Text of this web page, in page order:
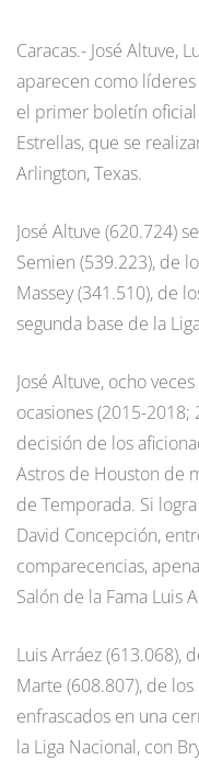
Caracas.- José Altuve,
aparecen como
el primer boletín oficial
Estrellas, que se
Arlington, Texas.
José Altuve (620.724)
Semien (539.223), de
Massey (341.510), de
segunda base de la
José Altuve, ocho
ocasiones (2015-
decisión de los
Astros de Houston de
de Temporada. Si
David Concepción,
comparecencias,
Salón de la Fama Luis
Luis Arráez (613.068),
Marte (608.807), de
enfrascados en una
la Liga Nacional, con